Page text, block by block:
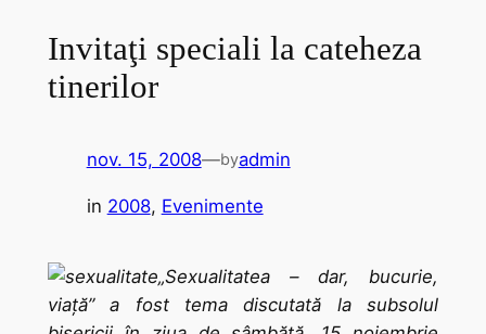
Invitaţi speciali la cateheza
tinerilor
nov. 15, 2008—byadmin
in 2008, Evenimente
„Sexualitatea – dar, bucurie,
viaţă” a fost tema discutată la subsolul